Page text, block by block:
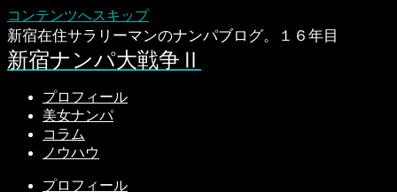
コンテンツへスキップ
新宿在住サラリーマンのナンパブログ。１６年目
新宿ナンパ大戦争Ⅱ
プロフィール
美女ナンパ
コラム
ノウハウ
プロフィール